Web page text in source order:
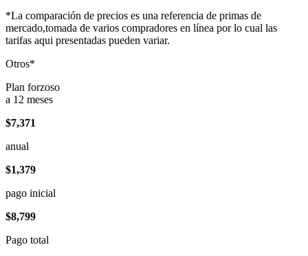
*La comparación de precios es una referencia de primas de
mercado,tomada de varios compradores en línea por lo cual las
tarifas aqui presentadas pueden variar.
Otros*
Plan forzoso
a 12 meses
$7,371
anual
$1,379
pago inicial
$8,799
Pago total